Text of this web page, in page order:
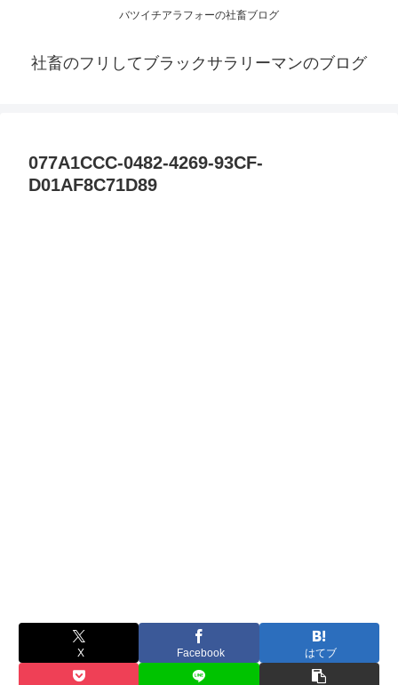
バツイチアラフォーの社畜ブログ
社畜のフリしてブラックサラリーマンのブログ
077A1CCC-0482-4269-93CF-
D01AF8C71D89
X Facebook はてブ